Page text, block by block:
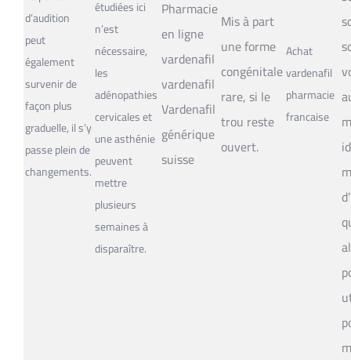
d’audition
peut
également
survenir de
façon plus
graduelle, il s’y
passe plein de
changements.
étudiées ici
n’est
nécessaire,
les
adénopathies
cervicales et
une asthénie
peuvent
mettre
plusieurs
semaines à
disparaître.
Pharmacie
en ligne
vardenafil
vardenafil
Vardenafil
générique
suisse
Mis à part
une forme
congénitale
rare, si le
trou reste
ouvert.
Achat
vardenafil
pharmacie
francaise